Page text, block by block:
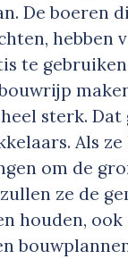
De boeren
hebben
te
sterk.
Als
om de
ze de
houden, ook